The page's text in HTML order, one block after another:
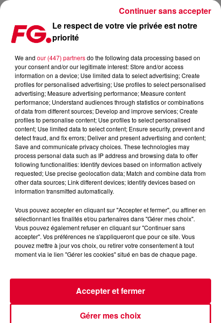
MAJOR LAZER SORT COLD WATER (FEAT. JUSTIN BIEBER &
Publié : 22 juillet 2016 à 9h50 par La rédaction
science exacte que de parier sur les futurs tubes. Et
pourtant, on est sûr de nous quand on affirme que ce
nouveau single de
l’un des tubes de l’été ! Son nom "Cold Water
Le respect de votre vie privée est notre
priorité
We and our (447) partnersdo the following data processing based on
your consent and/or our legitimate interest: Store and/or access
information on a device; Use limited data to select advertising; Create
profiles for personalised advertising; Use profiles to select personalised
advertising; Measure advertising performance; Measure content
performance; Understand audiences through statistics or combinations
of data from different sources; Develop and improve services; Create
profiles to personalise content; Use profiles to select personalised
content; Use limited data to select content; Ensure security, prevent and
detect fraud, and fix errors; Deliver and present advertising and content;
Save and communicate privacy choices. These technologies may
process personal data such as IP address and browsing data to offer
following functionalities: Identify devices based on information actively
requested; Use precise geolocation data; Match and combine data from
other data sources; Link different devices; Identify devices based on
information transmitted automatically.
Vous pouvez accepter en cliquant sur "Accepter et fermer", ou affiner en
sélectionnant les finalités et/ou partenaires dans "Gérer mes choix".
Vous pouvez également refuser en cliquant sur "Continuer sans
accepter". Vos préférences ne s'appliqueront que pour ce site. Vous
pouvez mettre à jour vos choix, ou retirer votre consentement à tout
moment via le lien "Gérer les cookies" situé en bas de chaque page.
Gérer mes choix
Accepter et fermer
Continuer sans accepter